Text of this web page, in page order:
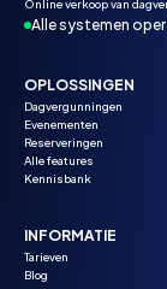
Online verkoop van
Alle systemen
OPLOSSINGEN
Dagvergunningen
Evenementen
Reserveringen
Alle features
Kennisbank
INFORMATIE
Tarieven
Blog